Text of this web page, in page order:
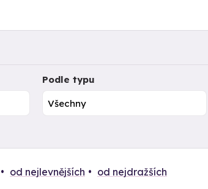
Podle typu
od nejlevnějších od nejdražších